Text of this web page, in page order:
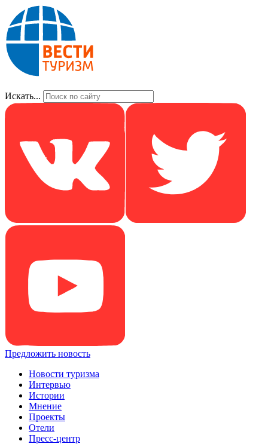
Искать...
Предложить новость
Новости туризма
Интервью
Истории
Мнение
Проекты
Отели
Пресс-центр